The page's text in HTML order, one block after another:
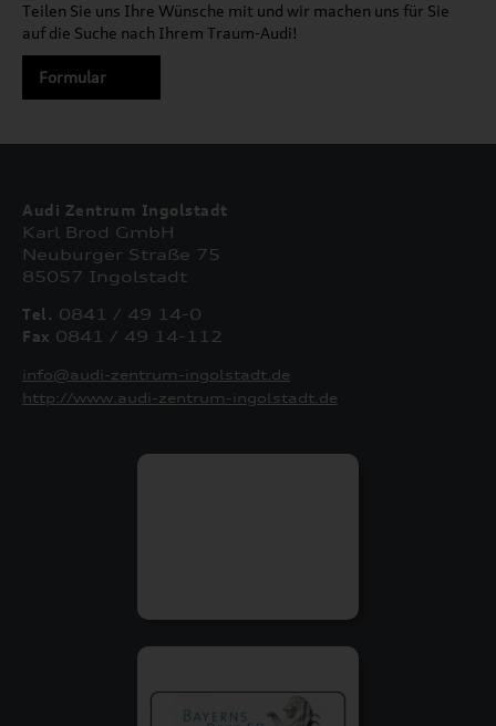
Teilen Sie uns Ihre Wünsche mit und wir machen uns für Sie
auf die Suche nach Ihrem Traum-Audi!
Formular
Audi Zentrum Ingolstadt
Karl Brod GmbH
Neuburger Straße 75
85057 Ingolstadt
Tel. 0841 / 49 14-0
Fax 0841 / 49 14-112
info@audi-zentrum-ingolstadt.de
http://www.audi-zentrum-ingolstadt.de